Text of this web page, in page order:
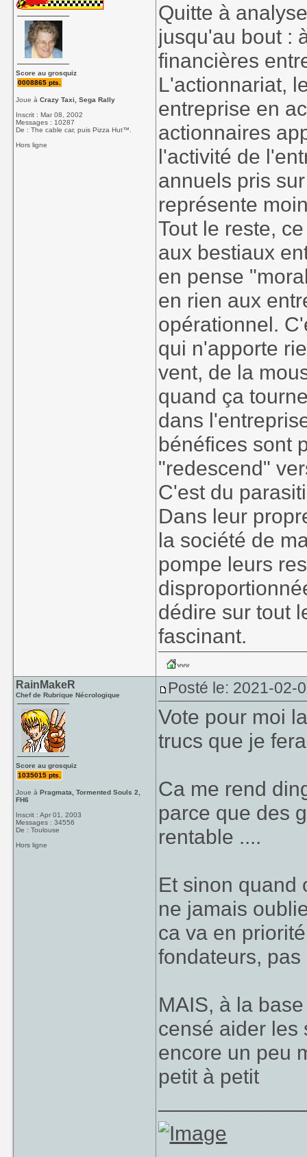
Score au grosquiz
0008865 pts.
Joue àCrazy Taxi, Sega Rally
Inscrit : Mar 08, 2002
Messages : 10287
De : The cable car, puis Pizza Hut™.
Hors ligne
Quitte à
jusqu'au bout :
financières
L'actionnariat,
entreprise en
actionnaires
l'activité de
annuels pris
représente
Tout le reste,
aux bestiaux
en pense
en rien aux
opérationnel.
qui n'apporte
vent, de la
quand ça
dans
bénéfices sont
"redescend"
C'est du
Dans leur
la société de
pompe leurs
dédire sur tout
fascinant.
RainMakeR
Chef de Rubrique Nécrologique
Score au grosquiz
1035015 pts.
Joue àPragmata, Tormented Souls 2,
FH6
Inscrit : Apr 01, 2003
Messages : 34556
De : Toulouse
Hors ligne
Posté le: 2021-02-
Vote pour moi
trucs que je
Ca me rend
parce que des
rentable ....
Et sinon quand
ne jamais
ca va en
fondateurs,
MAIS, à la
censé aider les
encore un peu
petit à petit